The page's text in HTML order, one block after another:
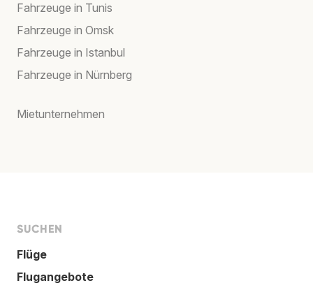
Fahrzeuge in Tunis
Fahrzeuge in Omsk
Fahrzeuge in Istanbul
Fahrzeuge in Nürnberg
Mietunternehmen
SUCHEN
Flüge
Flugangebote